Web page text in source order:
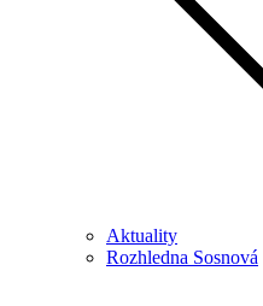
Aktuality
Rozhledna Sosnová